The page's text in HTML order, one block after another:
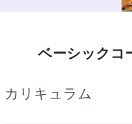
ベーシックコ
カリキュラム